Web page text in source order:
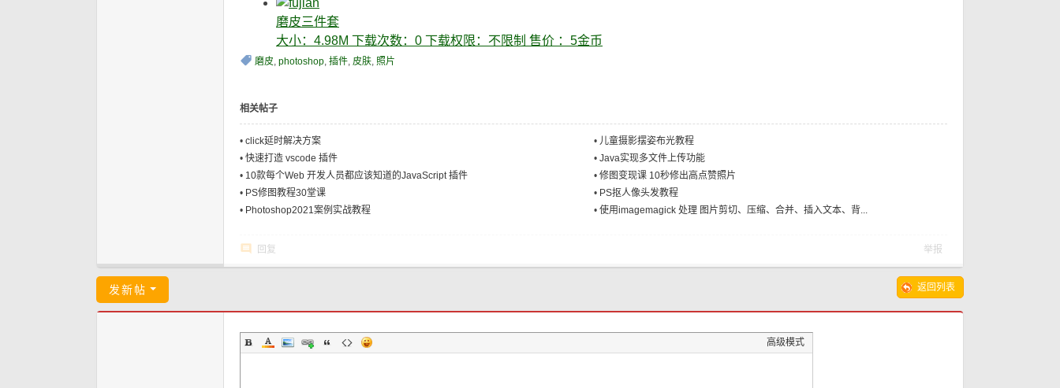
磨皮三件套
大小：4.98M 下载次数：0 下载权限：不限制 售价 ：5金币
磨皮, photoshop, 插件, 皮肤, 照片
相关帖子
• click延时解决方案 • 儿童摄影摆姿布光教程
• 快速打造 vscode 插件 • Java实现多文件上传功能
• 10款每个Web 开发人员都应该知道的JavaScript 插件 • 修图变现课 10秒修出高点赞照片
• PS修图教程30堂课 • PS抠人像头发教程
• Photoshop2021案例实战教程 • 使用imagemagick 处理 图片剪切、压缩、合并、插入文本、背...
回复 举报
返回列表
发新帖
高级模式